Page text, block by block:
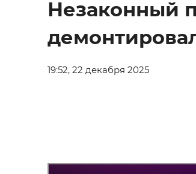
Незаконный
19:52, 22 декабря 2025